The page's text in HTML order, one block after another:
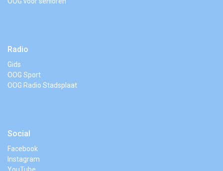
Radio
Gids
OOG Sport
OOG Radio Stadsplaat
Social
Facebook
Instagram